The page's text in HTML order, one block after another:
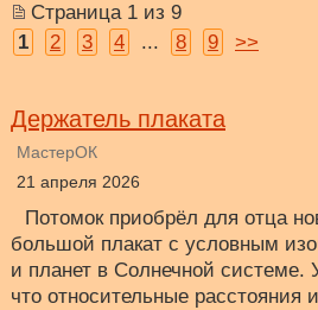
Страница 1 из 9
1
2 3 4 ... 8 9 >>
Держатель плаката
МастерОК
21 апреля 2026
Потомок приобрёл для отца
большой плакат с условным
и планет в Солнечной системе.
что относительные расстояния